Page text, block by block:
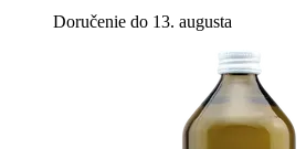
Doručenie do 13. augusta